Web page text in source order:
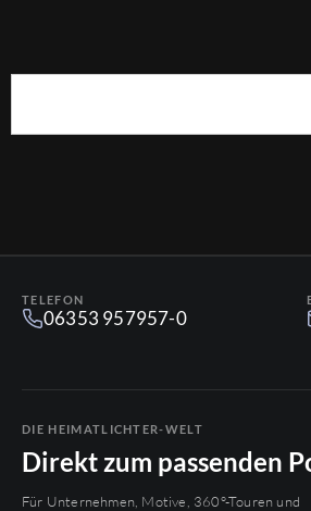
TELEFON
06353 957957-0
DIE HEIMATLICHTER-WELT
Direkt zum passenden
Für Unternehmen, Motive, 360°-Touren und